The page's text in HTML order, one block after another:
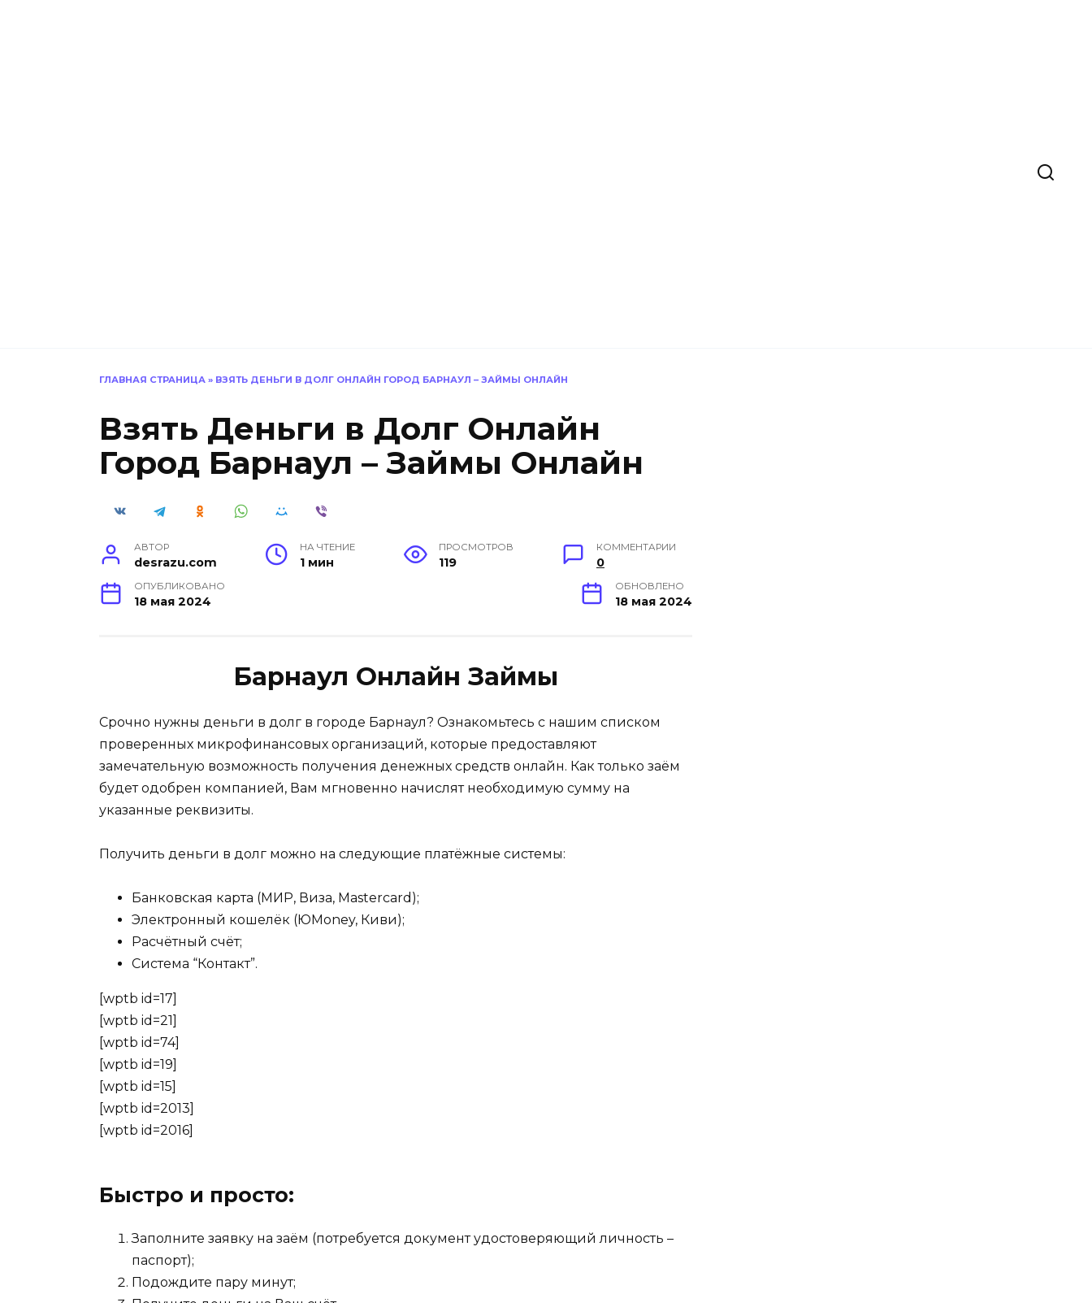
ГЛАВНАЯ СТРАНИЦА » ВЗЯТЬ ДЕНЬГИ В ДОЛГ ОНЛАЙН ГОРОД БАРНАУЛ – ЗАЙМЫ ОНЛАЙН
Взять Деньги в Долг Онлайн
Город Барнаул – Займы Онлайн
АВТОР
desrazu.com
НА ЧТЕНИЕ
1 мин
ПРОСМОТРОВ
119
КОММЕНТАРИИ
0
ОПУБЛИКОВАНО
18 мая 2024
ОБНОВЛЕНО
18 мая 2024
Барнаул Онлайн Займы
Срочно нужны деньги в долг в городе Барнаул? Ознакомьтесь с нашим списком
проверенных микрофинансовых организаций, которые предоставляют
замечательную возможность получения денежных средств онлайн. Как только заём
будет одобрен компанией, Вам мгновенно начислят необходимую сумму на
указанные реквизиты.
Получить деньги в долг можно на следующие платёжные системы:
Банковская карта (МИР, Виза, Mastercard);
Электронный кошелёк (ЮMoney, Киви);
Расчётный счёт;
Система “Контакт”.
[wptb id=17]
[wptb id=21]
[wptb id=74]
[wptb id=19]
[wptb id=15]
[wptb id=2013]
[wptb id=2016]
Быстро и просто:
Заполните заявку на заём (потребуется документ удостоверяющий личность –
паспорт);
Подождите пару минут;